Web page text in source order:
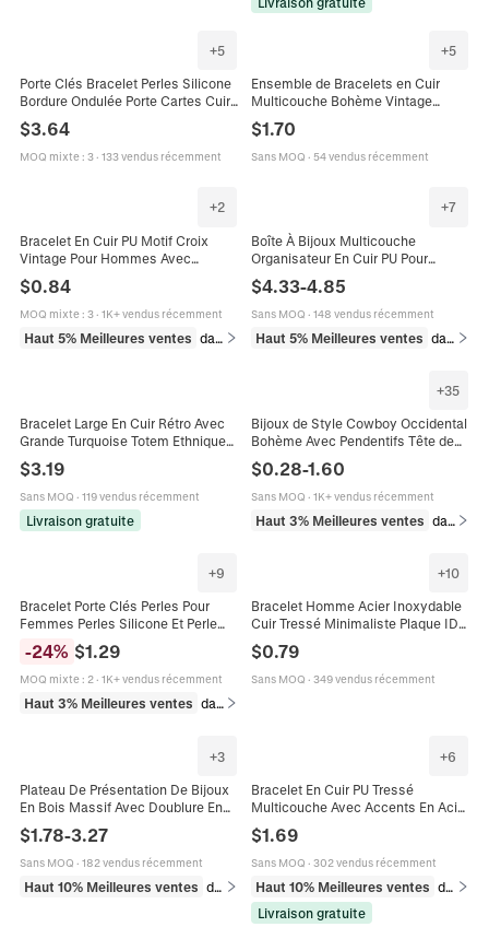
+5
Porte Clés Bracelet Perles Silicone
Bordure Ondulée Porte Cartes Cuir
PU Cœur Peluche Fausse Fourrure
Accessoire
$3.64
MOQ mixte: 3· 133 vendus récemment
+5
Ensemble de Bracelets en Cuir
Multicouche Bohème Vintage
Perles de Bois Fait Main Charme
Turquoise Bijoux Ethniques Tressés
$1.70
Sans MOQ · 54 vendus récemment
+2
Bracelet En Cuir PU Motif Croix
Vintage Pour Hommes Avec
Bijoux Style Punk Religieux
$0.84
MOQ mixte: 3· 1K+ vendus récemment
Haut 5% Meilleures ventes
+7
Boîte À Bijoux Multicouche
Organisateur En Cuir PU Pour
Bracelet Montre Doublure Velours
$4.33-4.85
Sans MOQ · 148 vendus récemment
Haut 5% Meilleures ventes
Bracelet Large En Cuir Rétro Avec
Grande Turquoise Totem Ethnique
Gaufré Style Bohème Boucle
Réglable Manchette
$3.19
Sans MOQ · 119 vendus récemment
Livraison gratuite
+35
Bijoux de Style Cowboy Occidental
Bohème Avec Pendentifs Tête de
Taureau Bottes Cactus Collier
Bracelet Boucles d'Oreilles Vintage
Pour Femmes
$0.28-1.60
Sans MOQ · 1K+ vendus récemment
Haut 3% Meilleures ventes dans Ensembles de bijoux
+9
Bracelet Porte Clés Perles Pour
Femmes Perles Silicone Et Perle
Bois Avec Pompon En Simili Cuir
Élastique
-24% $1.29
MOQ mixte: 2· 1K+ vendus récemment
Haut 3% Meilleures ventes dans Porte-clés
+10
Bracelet Homme Acier Inoxydable
Cuir Tressé Minimaliste Plaque ID
Poli Mode Tendance Punk Bijoux
Accessoire
$0.79
Sans MOQ · 349 vendus récemment
+3
Plateau De Présentation De Bijoux
En Bois Massif Avec Doublure En
Montres Bagues Organisateur De
Vitrine
$1.78-3.27
Sans MOQ · 182 vendus récemment
Haut 10% Meilleures ventes dans Emballages et présentoirs pour bijoux
+6
Bracelet En Cuir PU Tressé
Multicouche Avec Accents En Acier
En Alliage Bijoux De Mode Pour
Hommes
$1.69
Sans MOQ · 302 vendus récemment
Haut 10% Meilleures ventes
Livraison gratuite